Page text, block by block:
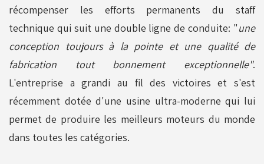
récompenser les efforts permanents du staff
technique qui suit une double ligne de conduite: "une
conception toujours à la pointe et une qualité de
fabrication tout bonnement exceptionnelle".
L'entreprise a grandi au fil des victoires et s'est
récemment dotée d'une usine ultra-moderne qui lui
permet de produire les meilleurs moteurs du monde
dans toutes les catégories.